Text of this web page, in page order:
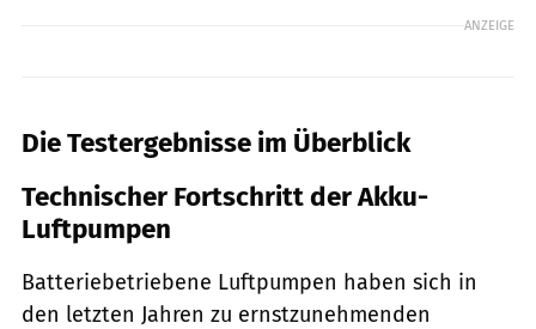
ANZEIGE
Die Testergebnisse im Überblick
Technischer Fortschritt der Akku-
Luftpumpen
Batteriebetriebene Luftpumpen haben sich in
den letzten Jahren zu ernstzunehmenden